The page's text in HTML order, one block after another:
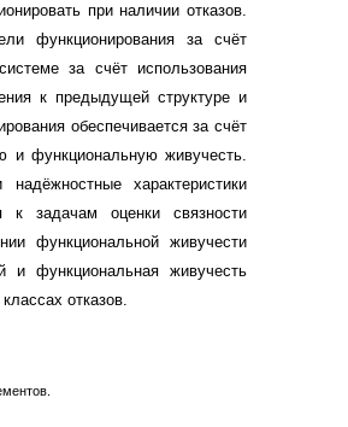
при наличии отказов.
функционирования за счёт
за счёт использования
к предыдущей структуре и
обеспечивается за счёт
и функциональную живучесть.
характеристики
к задачам оценки связности
функциональной живучести
и функциональная живучесть
отказов.